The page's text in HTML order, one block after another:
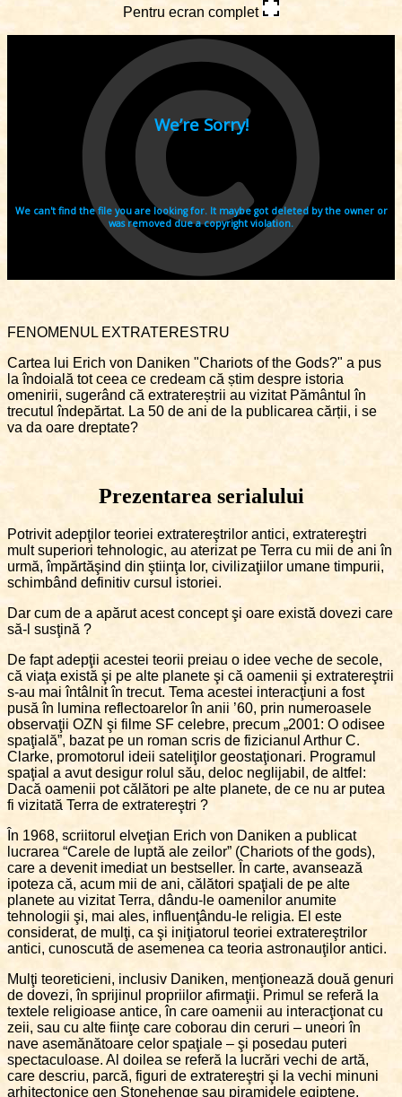
Pentru ecran complet
FENOMENUL EXTRATERESTRU
Cartea lui Erich von Daniken "Chariots of the Gods?" a pus
la îndoială tot ceea ce credeam că știm despre istoria
omenirii, sugerând că extratereștrii au vizitat Pământul în
trecutul îndepărtat. La 50 de ani de la publicarea cărții, i se
va da oare dreptate?
Prezentarea serialului
Potrivit adepţilor teoriei extratereştrilor antici, extratereştri
mult superiori tehnologic, au aterizat pe Terra cu mii de ani în
urmă, împărtăşind din ştiinţa lor, civilizaţiilor umane timpurii,
schimbând definitiv cursul istoriei.
Dar cum de a apărut acest concept şi oare există dovezi care
să-l susţină ?
De fapt adepţii acestei teorii preiau o idee veche de secole,
că viaţa există şi pe alte planete şi că oamenii şi extratereştrii
s-au mai întâlnit în trecut. Tema acestei interacţiuni a fost
pusă în lumina reflectoarelor în anii ’60, prin numeroasele
observaţii OZN şi filme SF celebre, precum „2001: O odisee
spaţială”, bazat pe un roman scris de fizicianul Arthur C.
Clarke, promotorul ideii sateliţilor geostaţionari. Programul
spaţial a avut desigur rolul său, deloc neglijabil, de altfel:
Dacă oamenii pot călători pe alte planete, de ce nu ar putea
fi vizitată Terra de extratereştri ?
În 1968, scriitorul elveţian Erich von Daniken a publicat
lucrarea “Carele de luptă ale zeilor” (Chariots of the gods),
care a devenit imediat un bestseller. În carte, avansează
ipoteza că, acum mii de ani, călători spaţiali de pe alte
planete au vizitat Terra, dându-le oamenilor anumite
tehnologii şi, mai ales, influenţându-le religia. El este
considerat, de mulţi, ca şi iniţiatorul teoriei extratereştrilor
antici, cunoscută de asemenea ca teoria astronauţilor antici.
Mulţi teoreticieni, inclusiv Daniken, menţionează două genuri
de dovezi, în sprijinul propriilor afirmaţii. Primul se referă la
textele religioase antice, în care oamenii au interacţionat cu
zeii, sau cu alte fiinţe care coborau din ceruri – uneori în
nave asemănătoare celor spaţiale – şi posedau puteri
spectaculoase. Al doilea se referă la lucrări vechi de artă,
care descriu, parcă, figuri de extratereştri şi la vechi minuni
arhitectonice gen Stonehenge sau piramidele egiptene.